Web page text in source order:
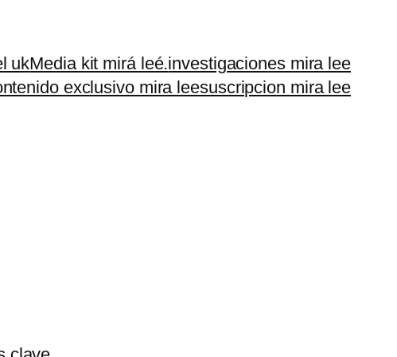
ukMedia kit mirá leé.investigaciones mira lee
exclusivo mira leesuscripcion mira lee